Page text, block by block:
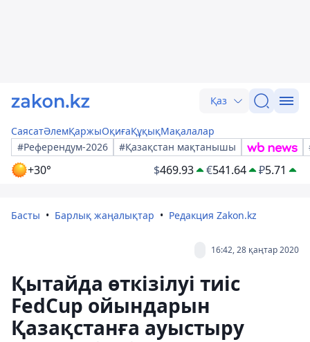
Қаз
СаясатӘлемҚаржыОқиғаҚұқықМақалалар
#Референдум-2026
#Қазақстан мақтанышы
+30° $469.93 €541.64 ₽5.71
Басты Барлық жаңалықтар Редакция Zakon.kz
16:42, 28 қаңтар 2020
Қытайда өткізілуі тиіс
FedCup ойындарын
Қазақстанға ауыстыру